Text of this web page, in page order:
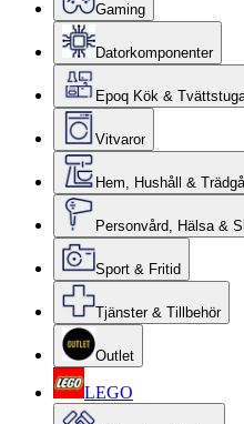
Gaming
Datorkomponenter
Epoq Kök &
Vitvaror
Hem, Hushåll &
Personvård, Hälsa &
Sport & Fritid
Tjänster & Tillbehör
Outlet
LEGO